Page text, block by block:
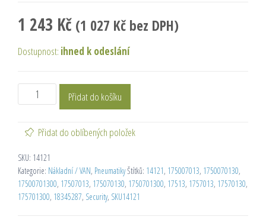
1 243 Kč (1 027 Kč bez DPH)
Dostupnost: ihned k odeslání
Přidat do košíku
Přidat do oblíbených položek
SKU: 14121
Kategorie: Nákladní / VAN, PneumatikyŠtítků: 14121, 175007013, 1750070130,
17500701300, 17507013, 175070130, 1750701300, 17513, 1757013, 17570130,
175701300, 18345287, Security, SKU14121